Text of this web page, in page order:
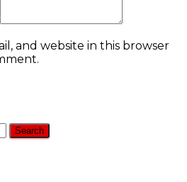
and website in this browser